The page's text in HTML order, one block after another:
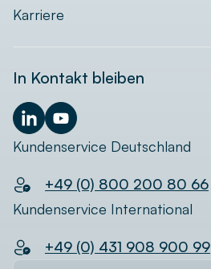
Karriere
In Kontakt bleiben
Kundenservice Deutschland
+49 (0) 800 200 80 66
Kundenservice International
+49 (0) 431 908 900 99